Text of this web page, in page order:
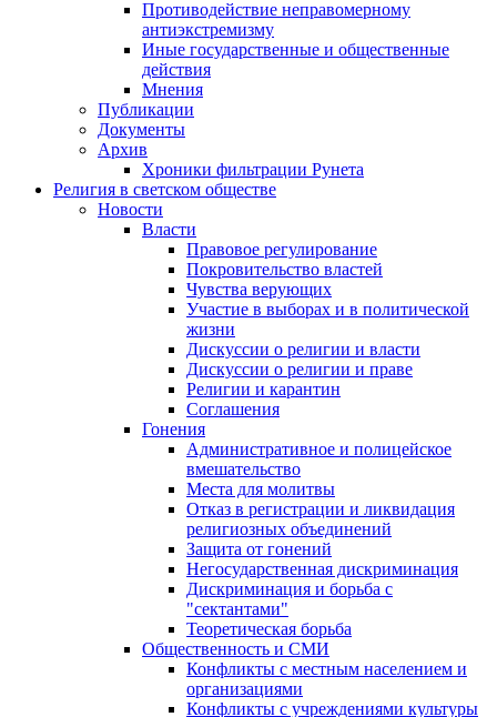
Противодействие неправомерному
антиэкстремизму
Иные государственные и общественные
действия
Мнения
Публикации
Документы
Архив
Хроники фильтрации Рунета
Религия в светском обществе
Новости
Власти
Правовое регулирование
Покровительство властей
Чувства верующих
Участие в выборах и в политической
жизни
Дискуссии о религии и власти
Дискуссии о религии и праве
Религии и карантин
Соглашения
Гонения
Административное и полицейское
вмешательство
Места для молитвы
Отказ в регистрации и ликвидация
религиозных объединений
Защита от гонений
Негосударственная дискриминация
Дискриминация и борьба с
"сектантами"
Теоретическая борьба
Общественность и СМИ
Конфликты с местным населением и
организациями
Конфликты с учреждениями культуры